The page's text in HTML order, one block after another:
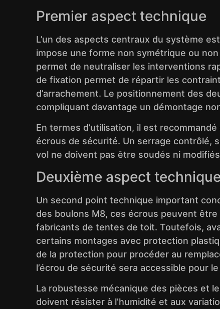
Premier aspect technique
L’un des aspects centraux du système
impose une forme non symétrique ou
permet de neutraliser les interventions
de fixation permet de répartir les
d’arrachement. Le positionnement des
compliquant davantage un démontage
En termes d’utilisation, il est
écrous de sécurité. Un serrage contrôlé,
vol ne doivent pas être soudés ni
Deuxième aspect technique
Un second point technique important
des boulons M8, ces écrous peuvent
fabricants de tentes de toit. Toutefois,
certains montages avec protection
de la protection pour procéder au
l’écrou de sécurité sera accessible pour
La robustesse mécanique des pièces et
doivent résister à l’humidité et aux